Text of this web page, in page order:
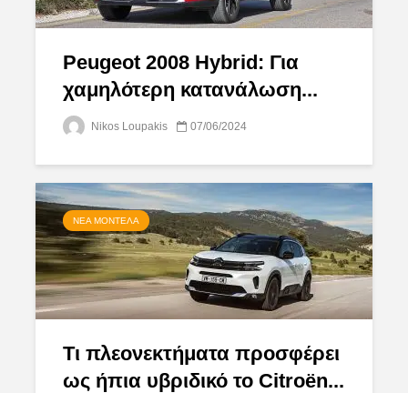
Peugeot 2008 Hybrid: Για
χαμηλότερη κατανάλωση...
Nikos Loupakis 07/06/2024
ΝΈΑ ΜΟΝΤΈΛΑ
Τι πλεονεκτήματα προσφέρει
ως ήπια υβριδικό το Citroën...